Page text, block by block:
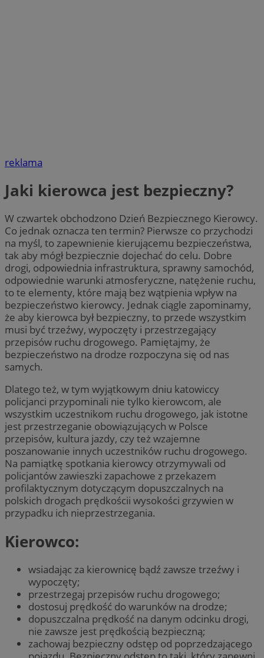
reklama
Jaki kierowca jest bezpieczny?
W czwartek obchodzono Dzień Bezpiecznego Kierowcy.
Co jednak oznacza ten termin? Pierwsze co przychodzi
na myśl, to zapewnienie kierującemu bezpieczeństwa,
tak aby mógł bezpiecznie dojechać do celu. Dobre
drogi, odpowiednia infrastruktura, sprawny samochód,
odpowiednie warunki atmosferyczne, natężenie ruchu,
to te elementy, które mają bez wątpienia wpływ na
bezpieczeństwo kierowcy. Jednak ciągle zapominamy,
że aby kierowca był bezpieczny, to przede wszystkim
musi być trzeźwy, wypoczęty i przestrzegający
przepisów ruchu drogowego. Pamiętajmy, że
bezpieczeństwo na drodze rozpoczyna się od nas
samych.
Dlatego też, w tym wyjątkowym dniu katowiccy
policjanci przypominali nie tylko kierowcom, ale
wszystkim uczestnikom ruchu drogowego, jak istotne
jest przestrzeganie obowiązujących w Polsce
przepisów, kultura jazdy, czy też wzajemne
poszanowanie innych uczestników ruchu drogowego.
Na pamiątkę spotkania kierowcy otrzymywali od
policjantów zawieszki zapachowe z przekazem
profilaktycznym dotyczącym dopuszczalnych na
polskich drogach prędkościi wysokości grzywien w
przypadku ich nieprzestrzegania.
Kierowco:
wsiadając za kierownicę bądź zawsze trzeźwy i
wypoczęty;
przestrzegaj przepisów ruchu drogowego;
dostosuj prędkość do warunków na drodze;
dopuszczalna prędkość na danym odcinku drogi,
nie zawsze jest prędkością bezpieczną;
zachowaj bezpieczny odstęp od poprzedzającego